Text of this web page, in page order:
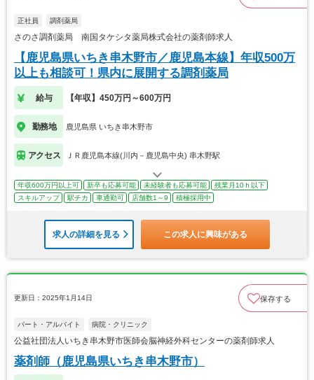
正社員 調剤薬局
さのさ調剤薬局 南国タケシタ薬局株式会社の薬剤師求人
【鹿児島県いちき串木野市／鹿児島本線】年収500万
以上も相談可！県内に展開する調剤薬局
給与 【年収】450万円～600万円
勤務地 鹿児島県 いちき串木野市
アクセス ＪＲ鹿児島本線(川内－鹿児島中央) 串木野駅
年収600万円以上可 新卒も応募可能 未経験者も応募可能
残業月10ｈ以下
スキルアップ
駅チカ 車通勤可 店舗数1～9 積極採用中
求人の詳細を見る この求人に興味がある
更新日：2025年1月14日 保存する
パート・アルバイト 病院・クリニック
公益社団法人いちき串木野市医師会脳神経外科センターの薬剤師求人
薬剤師（鹿児島県いちき串木野市）